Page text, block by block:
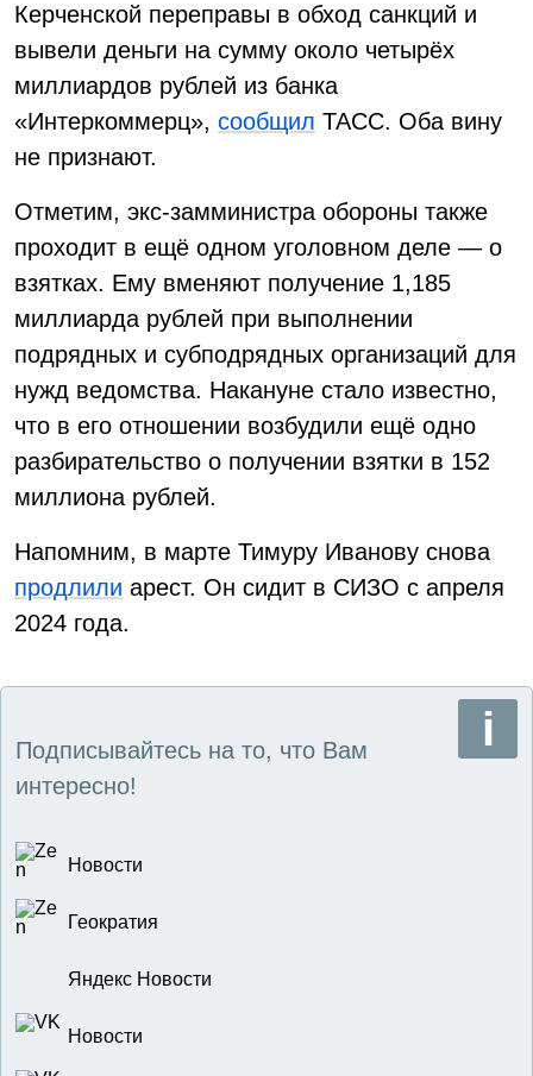
Керченской переправы в обход санкций и
вывели деньги на сумму около четырёх
миллиардов рублей из банка
«Интеркоммерц», сообщил ТАСС. Оба вину
не признают.
Отметим, экс-замминистра обороны также
проходит в ещё одном уголовном деле — о
взятках. Ему вменяют получение 1,185
миллиарда рублей при выполнении
подрядных и субподрядных организаций для
нужд ведомства. Накануне стало известно,
что в его отношении возбудили ещё одно
разбирательство о получении взятки в 152
миллиона рублей.
Напомним, в марте Тимуру Иванову снова
продлили арест. Он сидит в СИЗО с апреля
2024 года.
Подписывайтесь на то, что Вам
интересно!
Новости
Геократия
Яндекс Новости
Новости